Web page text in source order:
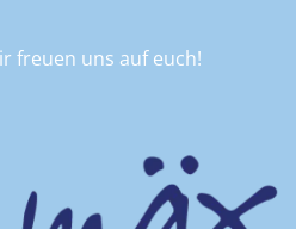
freuen uns auf euch!